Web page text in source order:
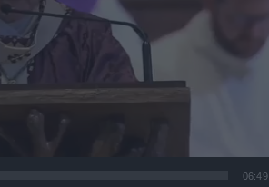
06:49